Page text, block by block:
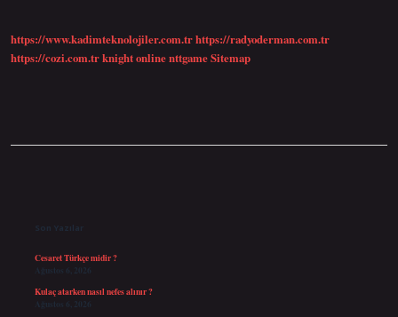
https://www.kadimteknolojiler.com.trhttps://radyoderman.com.tr
https://cozi.com.trknight onlinenttgameSitemap
Son Yazılar
Cesaret Türkçe midir ?
Ağustos 6, 2026
Kulaç atarken nasıl nefes alınır ?
Ağustos 6, 2026